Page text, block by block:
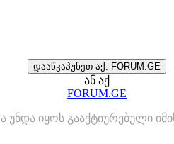
დააწკაპუნეთ აქ: FORUM.GE
ან აქ
FORUM.GE
უნდა იყოს გააქტიურებული